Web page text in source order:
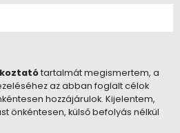
tartalmát megismertem, a
az abban foglalt célok
hozzájárulok. Kijelentem,
önkéntesen, külső befolyás nélkül